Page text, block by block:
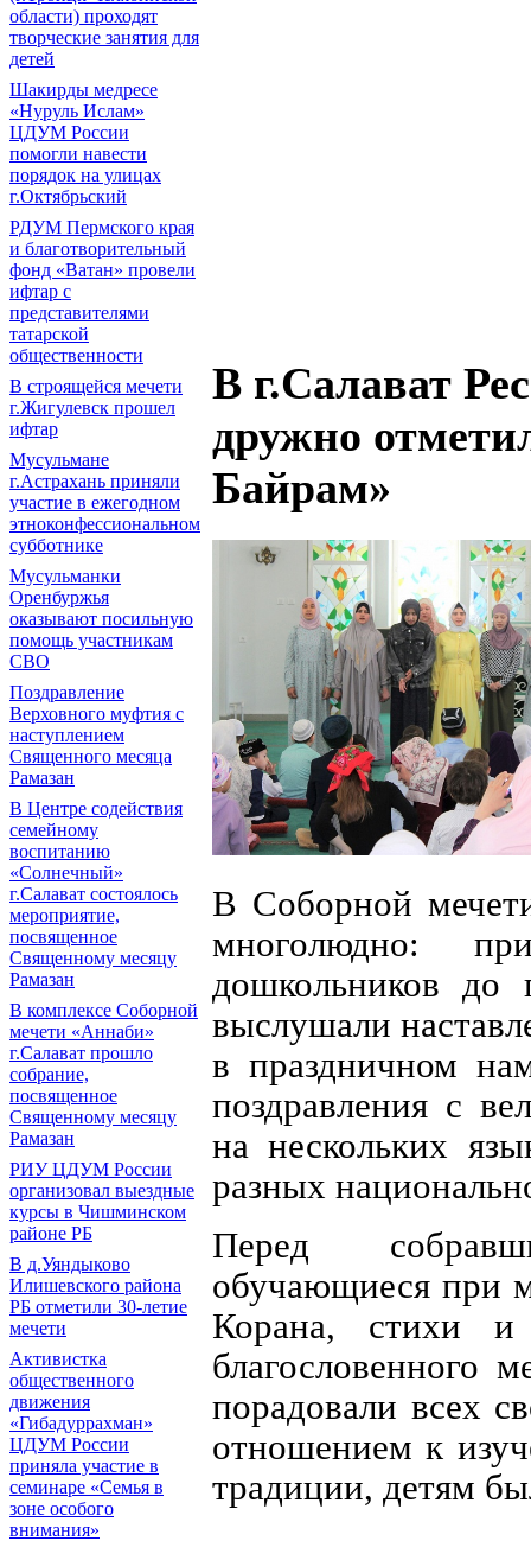
области) проходят
творческие занятия для
детей
Шакирды медресе
«Нуруль Ислам»
ЦДУМ России
помогли навести
порядок на улицах
г.Октябрьский
РДУМ Пермского края
и благотворительный
фонд «Ватан» провели
ифтар с
представителями
татарской
общественности
В строящейся мечети
г.Жигулевск прошел
ифтар
Мусульмане
г.Астрахань приняли
участие в ежегодном
этноконфессиональном
субботнике
Мусульманки
Оренбуржья
оказывают посильную
помощь участникам
СВО
Поздравление
Верховного муфтия с
наступлением
Священного месяца
Рамазан
В Центре содействия
семейному
воспитанию
«Солнечный»
г.Салават состоялось
мероприятие,
посвященное
Священному месяцу
Рамазан
В комплексе Соборной
мечети «Аннаби»
г.Салават прошло
собрание,
посвященное
Священному месяцу
Рамазан
РИУ ЦДУМ России
организовал выездные
курсы в Чишминском
районе РБ
В д.Уяндыково
Илишевского района
РБ отметили 30-летие
мечети
Активистка
общественного
движения
«Гибадуррахман»
ЦДУМ России
приняла участие в
семинаре «Семья в
зоне особого
внимания»
В г.Салават
дружно
Байрам»
В Соборной
многолюдно:
дошкольников до
выслушали
в праздничном
поздравления с
на нескольких
разных
Перед
обучающиеся при
Корана, стихи и
благословенного
порадовали всех
отношением к
традиции, детям